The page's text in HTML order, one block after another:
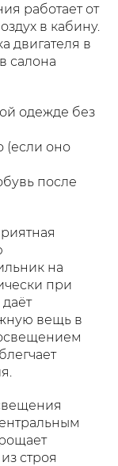
работает от
в кабину.
двигателя в
салона
одежде без
(если оно
после
на
при
вещь в
строя